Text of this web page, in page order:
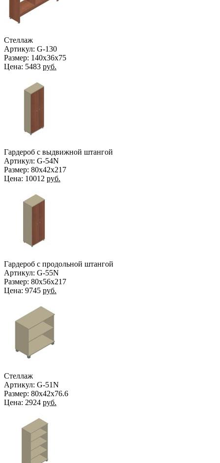
Стеллаж
Артикул: G-130
Размер: 140х36х75
Цена: 5483 руб.
Гардероб с выдвижной штангой
Артикул: G-54N
Размер: 80х42х217
Цена: 10012 руб.
Гардероб с продольной штангой
Артикул: G-55N
Размер: 80х56х217
Цена: 9745 руб.
Стеллаж
Артикул: G-51N
Размер: 80х42х76.6
Цена: 2924 руб.